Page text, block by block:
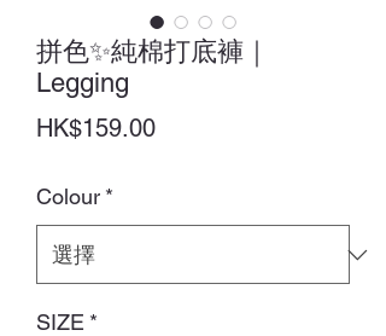
拼色✨純棉打底褲｜
Legging
HK$159.00價
Colour *
SIZE *